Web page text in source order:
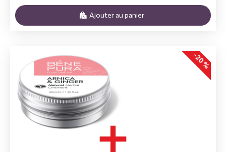
Ajouter au panier
-20 %